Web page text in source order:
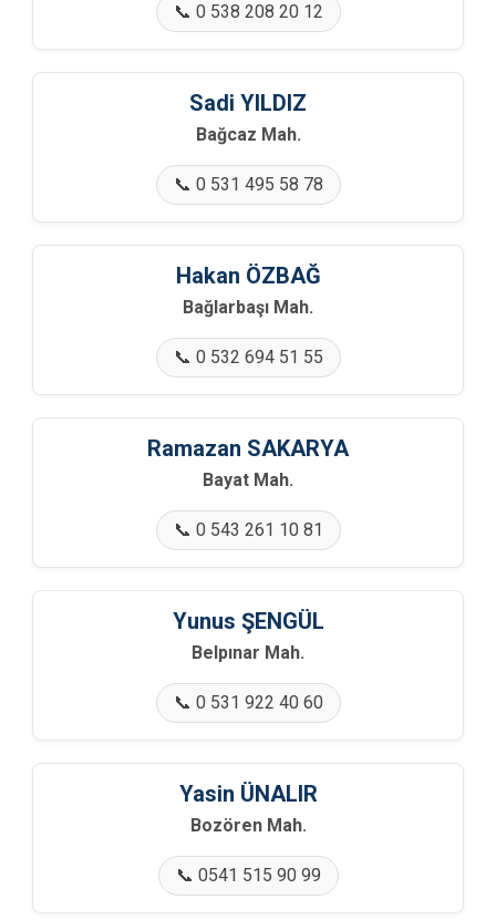
🏢 Fındıksuyu Mah.
🏢 Gazisüleymanpaşa Mah.
🏢 Güney Mah.
🏢 Hacıosmanlar Mah.
🏢 Halidiye Mah.
🏢 Hisarlık Mah.
🏢 İlimbey Mah.
🏢 İnciksuyu Mah.
🏢 Karacaören Mah.
🏢 Karaçam Mah.
📞 0 538 208 20 12
Sadi YILDIZ
Bağcaz Mah.
📞 0 531 495 58 78
Hakan ÖZBAĞ
Bağlarbaşı Mah.
📞 0 532 694 51 55
Ramazan SAKARYA
Bayat Mah.
📞 0 543 261 10 81
Yunus ŞENGÜL
Belpınar Mah.
📞 0 531 922 40 60
Yasin ÜNALIR
Bozören Mah.
📞 0541 515 90 99